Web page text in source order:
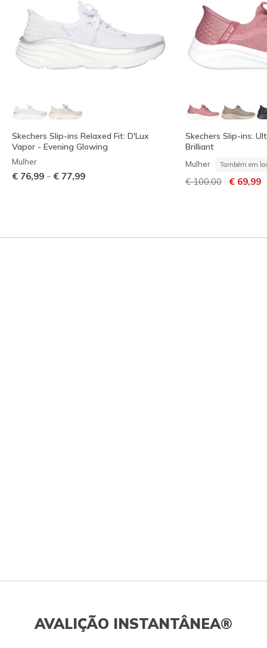
Skechers Slip-ins Relaxed Fit: D'Lux
Vapor - Evening Glowing
Mulher
€ 76,99 - € 77,99
Skechers Slip-ins:
Brilliant
Mulher Também em
Preço com
€ 100,00para
€ 69,99
AVALIÇÃO INSTANTÂNEA®